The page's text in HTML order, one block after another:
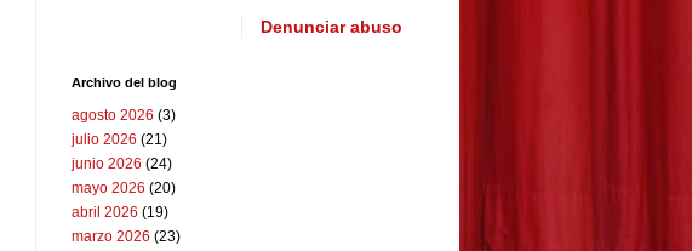
Denunciar abuso
Archivo del blog
agosto 2026 (3)
julio 2026 (21)
junio 2026 (24)
mayo 2026 (20)
abril 2026 (19)
marzo 2026 (23)